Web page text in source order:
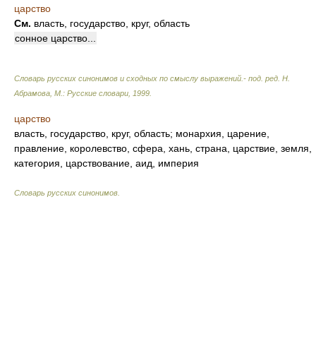
царство
См. власть, государство, круг, область
сонное царство...
Словарь русских синонимов и сходных по смыслу выражений.- под. ред. Н.
Абрамова, М.: Русские словари 1999
царство
власть, государство, круг, область; монархия, царение,
правление, королевство, сфера, хань, страна, царствие, земля,
категория, царствование, аид, империя
Словарь русских синонимов